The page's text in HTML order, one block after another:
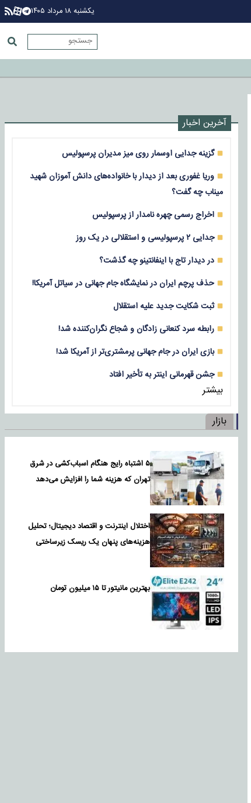
یکشنبه ۱۸ مرداد ۱۴۰۵
آخرین اخبار
گزینه جدایی اوسمار روی میز مدیران پرسپولیس
وریا غفوری بعد از دیدار با خانواده‌های دانش آموزان شهید
میناب چه گفت؟
اخراج رسمی چهره نامدار از پرسپولیس
جدایی ۲ پرسپولیسی و استقلالی در یک روز
در دیدار تاج با اینفانتینو چه گذشت؟
حذف پرچم ایران در نمایشگاه جام جهانی در سیاتل آمریکا!
ثبت شکایت جدید علیه استقلال
رابطه سرد کنعانی زادگان و شجاع نگران‌کننده شد!
بازی‌ ایران در جام جهانی پرمشتری‌تر از آمریکا شد!
جشن قهرمانی اینتر به تأخیر افتاد
بیشتر
بازار
۵ اشتباه رایج هنگام اسباب‌کشی در شرق
تهران که هزینه شما را افزایش می‌دهد
اختلال اینترنت و اقتصاد دیجیتال؛ تحلیل
هزینه‌های پنهان یک ریسک زیرساختی
بهترین مانیتور تا ۱۵ میلیون تومان